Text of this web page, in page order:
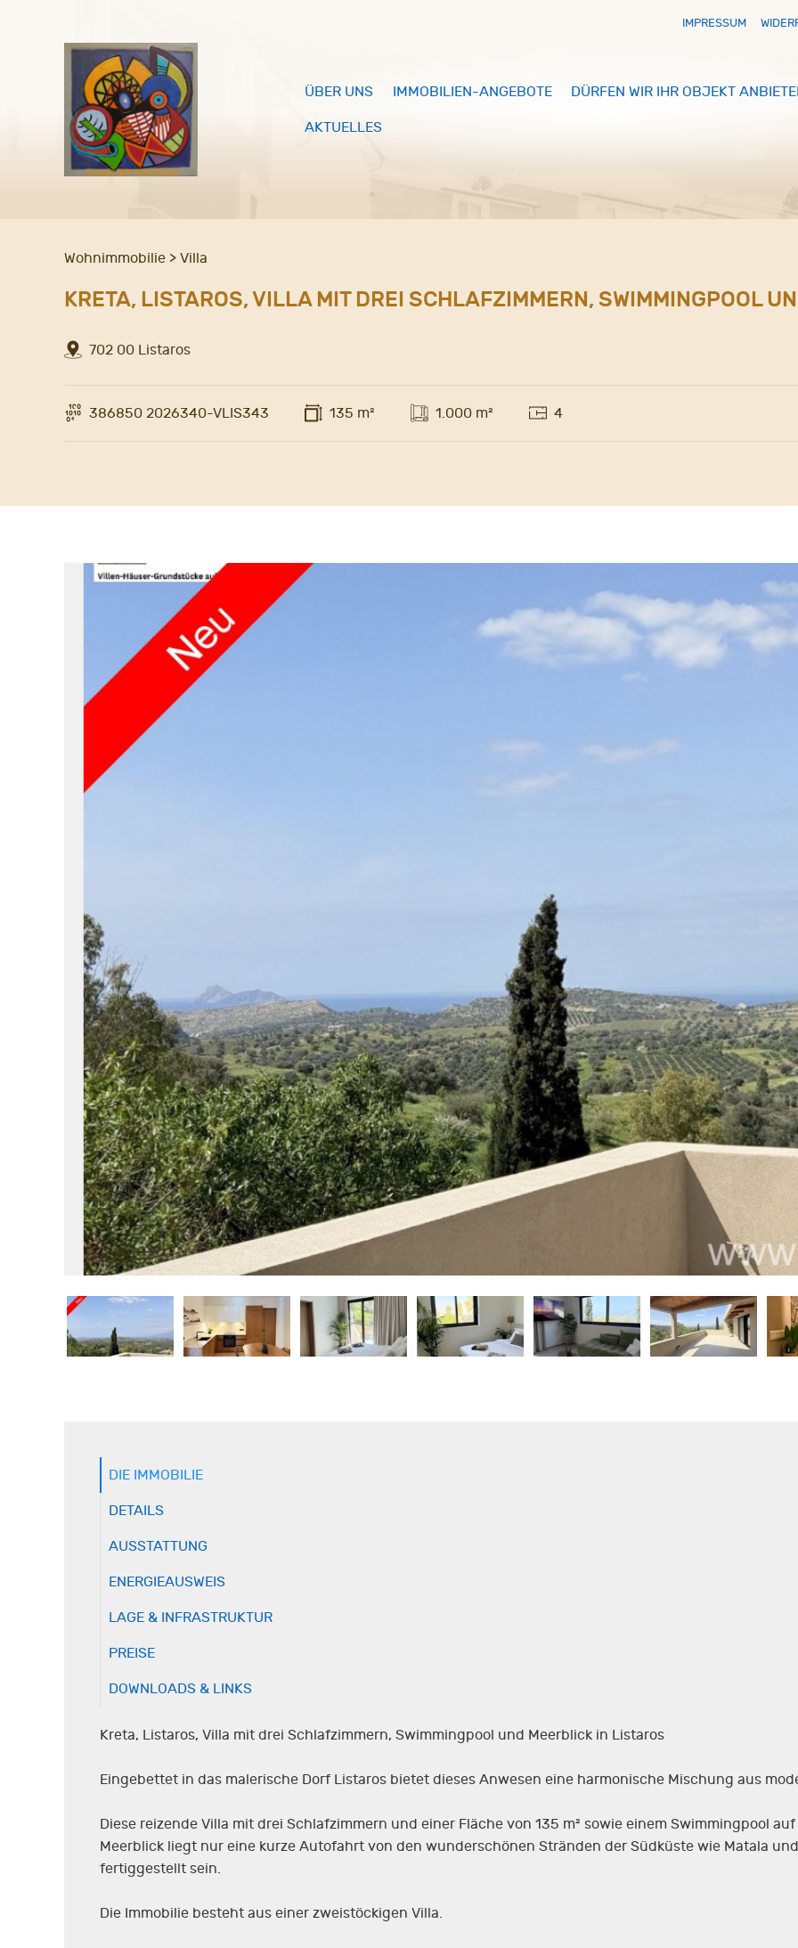
IMPRESSUM
ÜBER UNS IMMOBILIEN-ANGEBOTE DÜRFEN WIR IHR OBJEKT
AKTUELLES
Wohnimmobilie > Villa
KRETA, LISTAROS, VILLA MIT DREI SCHLAFZIMMERN, SWIMMINGPOOL
702 00 Listaros
386850 2026340-VLIS343 135 m² 1.000 m² 4
DIE IMMOBILIE
DETAILS
AUSSTATTUNG
ENERGIEAUSWEIS
LAGE & INFRASTRUKTUR
PREISE
DOWNLOADS & LINKS
Kreta, Listaros, Villa mit drei Schlafzimmern, Swimmingpool und Meerblick in Listaros
Eingebettet in das malerische Dorf Listaros bietet dieses Anwesen eine harmonische Mischung aus
Diese reizende Villa mit drei Schlafzimmern und einer Fläche von 135 m² sowie einem Swimmingpool
Meerblick liegt nur eine kurze Autofahrt von den wunderschönen Stränden der Südküste wie Matala
fertiggestellt sein.
Die Immobilie besteht aus einer zweistöckigen Villa.